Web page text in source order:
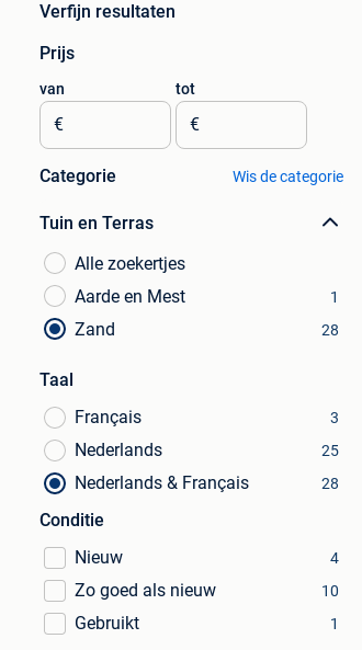
Verfijn resultaten
Prijs
van
€
tot
€
Categorie Wis de categorie
Tuin en Terras
Alle zoekertjes
Aarde en Mest
1
Zand 28
Taal
Français
3
Nederlands 25
Nederlands & Français 28
Conditie
Nieuw
4
Zo goed als nieuw 10
Gebruikt 1